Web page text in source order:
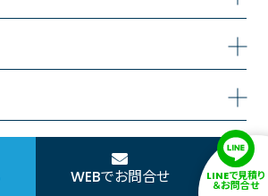
WEBでお問合せ LINEで見積り
＆お問合せ